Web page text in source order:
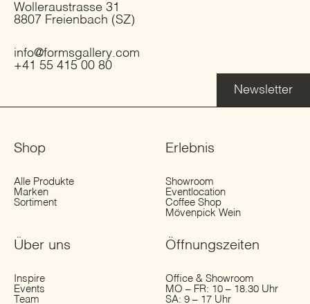
Wolleraustrasse 31
8807 Freienbach (SZ)
info@formsgallery.com
+41 55 415 00 80
Newsletter
Shop
Alle Produkte
Marken
Sortiment
Erlebnis
Showroom
Eventlocation
Coffee Shop
Mövenpick Wein
Über uns
Inspire
Events
Team
Öffnungs­zeiten
Office & Showroom
MO – FR: 10 – 18.30 Uhr
SA: 9 – 17 Uhr